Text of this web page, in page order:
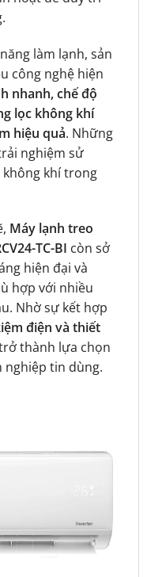
làm lạnh, sản
công nghệ hiện
nhanh, chế độ
lọc không khí
hiệu quả. Những
nghiệm sử
khí trong
Máy lạnh treo
TC-BI còn sở
hiện đại và
hợp với nhiều
Nhờ sự kết hợp
điện và thiết
thành lựa chọn
nghiệp tin dùng.